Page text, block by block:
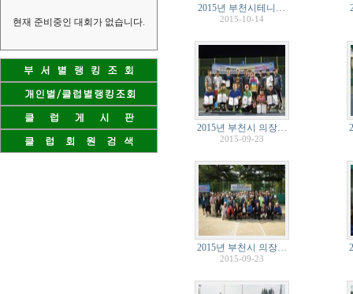
현재 준비중인 대회가 없습니다.
2015년 부천시테니…
2015-10-14
2015년 부천시 의장…
2015-09-23
2015년 부천시 의장…
2015-09-23